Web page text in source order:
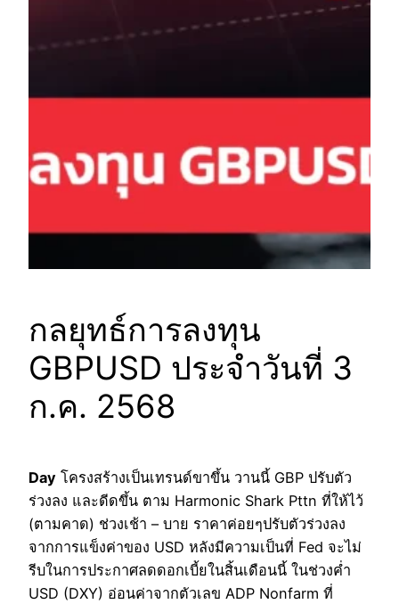
กลยุทธ์การลงทุน
GBPUSD ประจำวันที่ 3
ก.ค. 2568
Day โครงสร้างเป็นเทรนด์ขาขึ้น วานนี้ GBP ปรับตัว
ร่วงลง และดีดขึ้น ตาม Harmonic Shark Pttn ที่ให้ไว้
(ตามคาด) ช่วงเช้า – บาย ราคาค่อยๆปรับตัวร่วงลง
จากการแข็งค่าของ USD หลังมีความเป็นที่ Fed จะไม่
รีบในการประกาศลดดอกเบี้ยในสิ้นเดือนนี้ ในช่วงค่ำ
USD (DXY) อ่อนค่าจากตัวเลข ADP Nonfarm ที่